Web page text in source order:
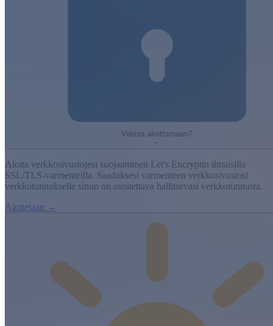
Valmis aloittamaan?
−
Aloita verkkosivustojesi suojaaminen Let's Encryptin ilmaisilla
SSL/TLS-varmenteilla. Saadaksesi varmenteen verkkosivustosi
verkkotunnukselle sinun on osoitettava hallitsevasi verkkotunnusta.
Aloitetaan →